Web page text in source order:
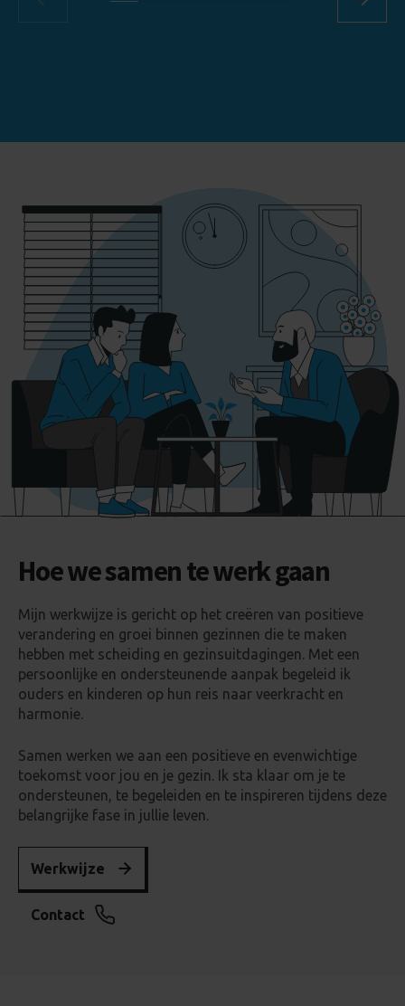
Hoe we samen te werk gaan
Mijn werkwijze is gericht op het creëren van positieve
verandering en groei binnen gezinnen die te maken
hebben met scheiding en gezinsuitdagingen. Met een
persoonlijke en ondersteunende aanpak begeleid ik
ouders en kinderen op hun reis naar veerkracht en
harmonie.
Samen werken we aan een positieve en evenwichtige
toekomst voor jou en je gezin. Ik sta klaar om je te
ondersteunen, te begeleiden en te inspireren tijdens deze
belangrijke fase in jullie leven.
Werkwijze
Contact